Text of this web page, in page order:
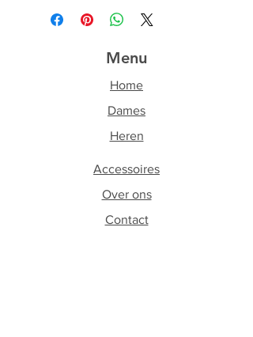
Menu
Home
Dames
Heren
Accessoires
Over ons
Contact